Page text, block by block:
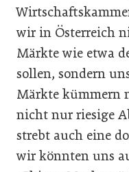
wir in Österreich
Märkte wie etwa
sollen, sondern
Märkte kümmern
nicht nur riesige
strebt auch eine
wir könnten uns